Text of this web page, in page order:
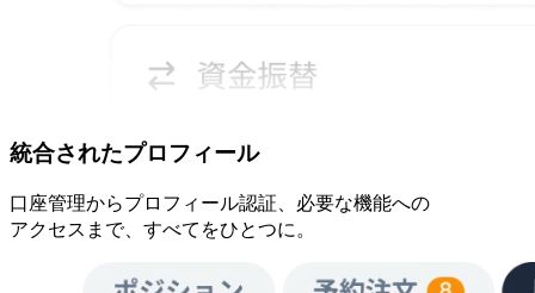
統合されたプロフィール
口座管理からプロフィール認証、 必要な機能への
アクセスまで、 すべてをひとつに。